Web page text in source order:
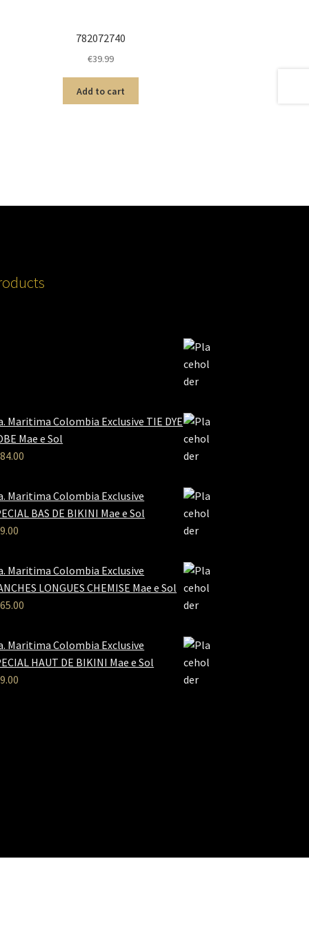
782072740
€39.99
Add to cart
Maritima Colombia Exclusive TIE DYE
Mae e Sol
Maritima Colombia Exclusive
BAS DE BIKINI Mae e Sol
Maritima Colombia Exclusive
LONGUES CHEMISE Mae e Sol
Maritima Colombia Exclusive
HAUT DE BIKINI Mae e Sol